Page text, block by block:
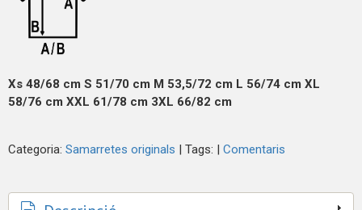
Xs 48/68 cm S 51/70 cm M 53,5/72 cm L 56/74 cm XL
58/76 cm XXL 61/78 cm 3XL 66/82 cm
Categoria: Samarretes originals | Tags: | Comentaris